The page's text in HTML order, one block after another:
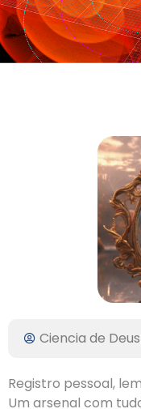
Ciencia de Deus
Registro pessoal,
Um arsenal com